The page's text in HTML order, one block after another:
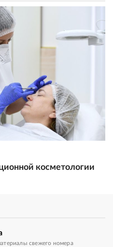
косметологии
свежего номера